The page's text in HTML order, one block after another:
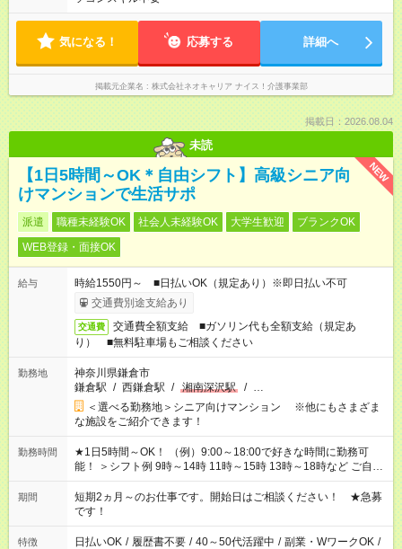
気になる！ 応募する 詳細へ
掲載元企業名 株式会社ネオキャリア ナイス！介護事業部
掲載日：2026.08.04
未読
NEW
【1日5時間～OK＊自由シフト】高級シニア向
けマンションで生活サポ
派遣 職種未経験OK 社会人未経験OK 大学生歓迎
ブランクOK
WEB登録・面接OK
給与
時給1550円～ ■日払いOK（規定あり）※即日払い不可
交通費別途支給あり
交通費
交通費全額支給 ■ガソリン代も全額支給（規定あ
り） ■無料駐車場もご相談ください
勤務地
神奈川県鎌倉市
鎌倉駅 / 西鎌倉駅 / 湘南深沢駅 / …
＜選べる勤務地＞シニア向けマンション ※他にもさまざま
な施設をご紹介できます！
勤務時間
★1日5時間～OK！ （例）9:00～18:00で好きな時間に勤務可
能！ ＞シフト例 9時～14時 11時～15時 13時～18時など ご自身
のご都合に合わせて勤務時間をご相談ください！ ★家庭の都合
でお休みや時間の調整が必要な場合も遠慮なくご相談くださ
い。
期間
短期2ヵ月～のお仕事です。開始日はご相談ください！ ★急募
です！
特徴 日払いOK / 履歴書不要 / 40～50代活躍中 / 副業・WワークOK /